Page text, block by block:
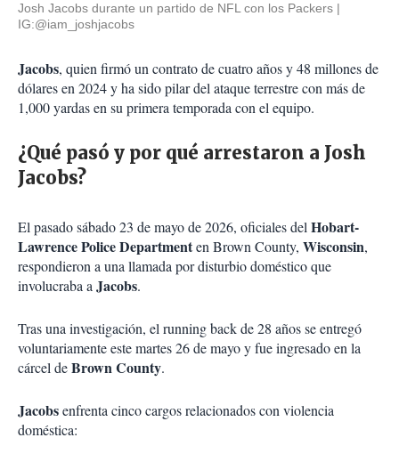
Josh Jacobs durante un partido de NFL con los Packers
IG:@iam_joshjacobs
Jacobs, quien firmó un contrato de cuatro años y 48 millones de
dólares en 2024 y ha sido pilar del ataque terrestre con más de
1,000 yardas en su primera temporada con el equipo.
¿Qué pasó y por qué arrestaron a Josh
Jacobs?
El pasado sábado 23 de mayo de 2026, oficiales delHobart-
Lawrence Police Departmenten Brown County, Wisconsin,
respondieron a una llamada por disturbio doméstico que
involucraba aJacobs.
Tras una investigación, el running back de 28 años se entregó
voluntariamente este martes 26 de mayo y fue ingresado en la
cárcel deBrown County.
Jacobsenfrenta cinco cargos relacionados con violencia
doméstica: